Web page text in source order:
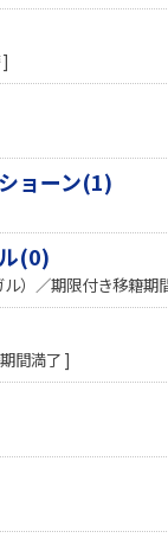
ョーン(1)
(0)
ル）／期限付き移籍期
間満了 ]